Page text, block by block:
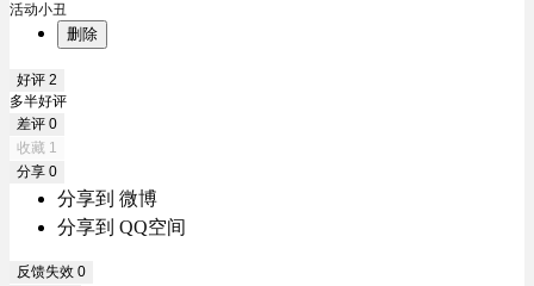
活动小丑
删除
好评 2
多半好评
差评 0
收藏 1
分享 0
分享到 微博
分享到 QQ空间
反馈失效 0